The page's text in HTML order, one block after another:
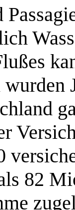
82